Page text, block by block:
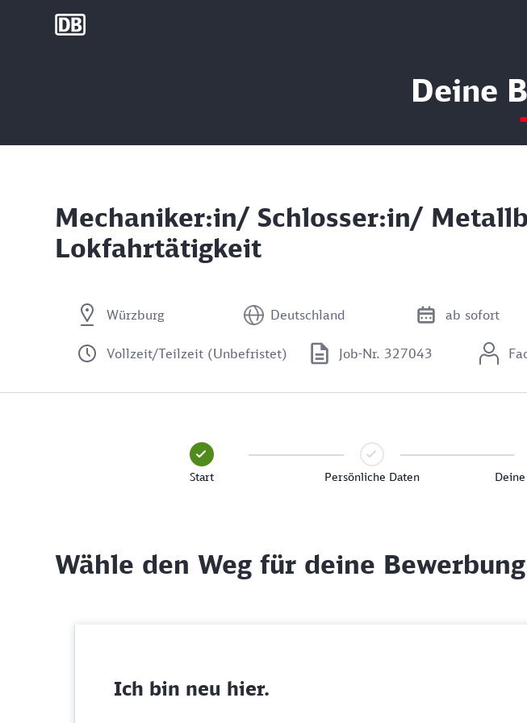
DB Group
Deine
Mechaniker:in/ Schlosser:in/
Lokfahrtätigkeit
Würzburg Deutschland ab sofort
Vollzeit/Teilzeit (Unbefristet) Job-Nr. 327043
Start Persönliche Daten
Wähle den Weg für deine
Ich bin neu hier.